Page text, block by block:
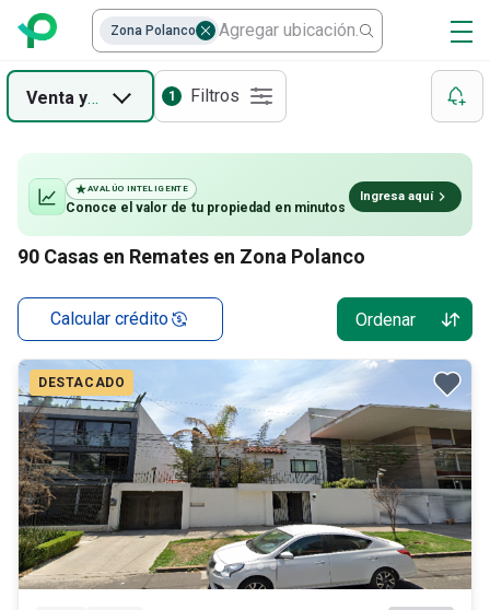
Venta yRemate 1 Filtros
90 Casas en Remates en Zona Polanco
Calcular crédito Ordenar
AVALÚO INTELIGENTE
Conoce el valor de tu propiedad en minutos
Ingresa aquí
DESTACADO
Casas
Departamentos
Edificios
Locales
Zona Polanco